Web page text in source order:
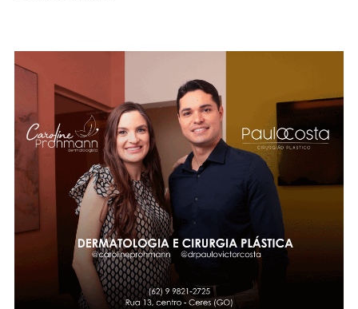
Atropelada
E
Arrastada
No
Asfalto
Em
Itapaci
(veja
O
Vídeo)